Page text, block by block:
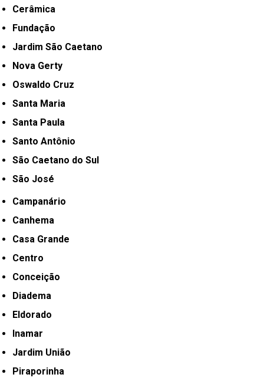
Cerâmica
Fundação
Jardim São Caetano
Nova Gerty
Oswaldo Cruz
Santa Maria
Santa Paula
Santo Antônio
São Caetano do Sul
São José
Campanário
Canhema
Casa Grande
Centro
Conceição
Diadema
Eldorado
Inamar
Jardim União
Piraporinha